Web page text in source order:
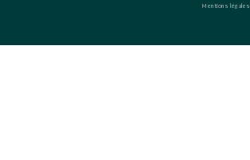
Mentions légales